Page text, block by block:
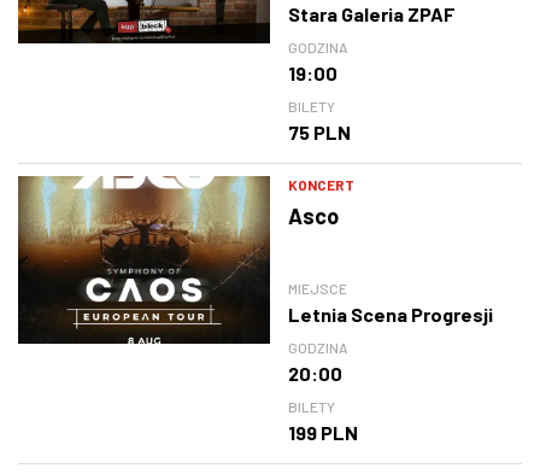
Stara Galeria ZPAF
GODZINA
19:00
BILETY
75 PLN
KONCERT
Asco
MIEJSCE
Letnia Scena Progresji
GODZINA
20:00
BILETY
199 PLN